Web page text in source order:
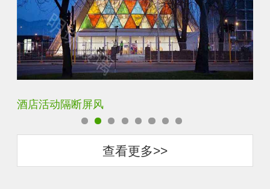
银玻长虹玻璃玄关隔断
查看更多>>